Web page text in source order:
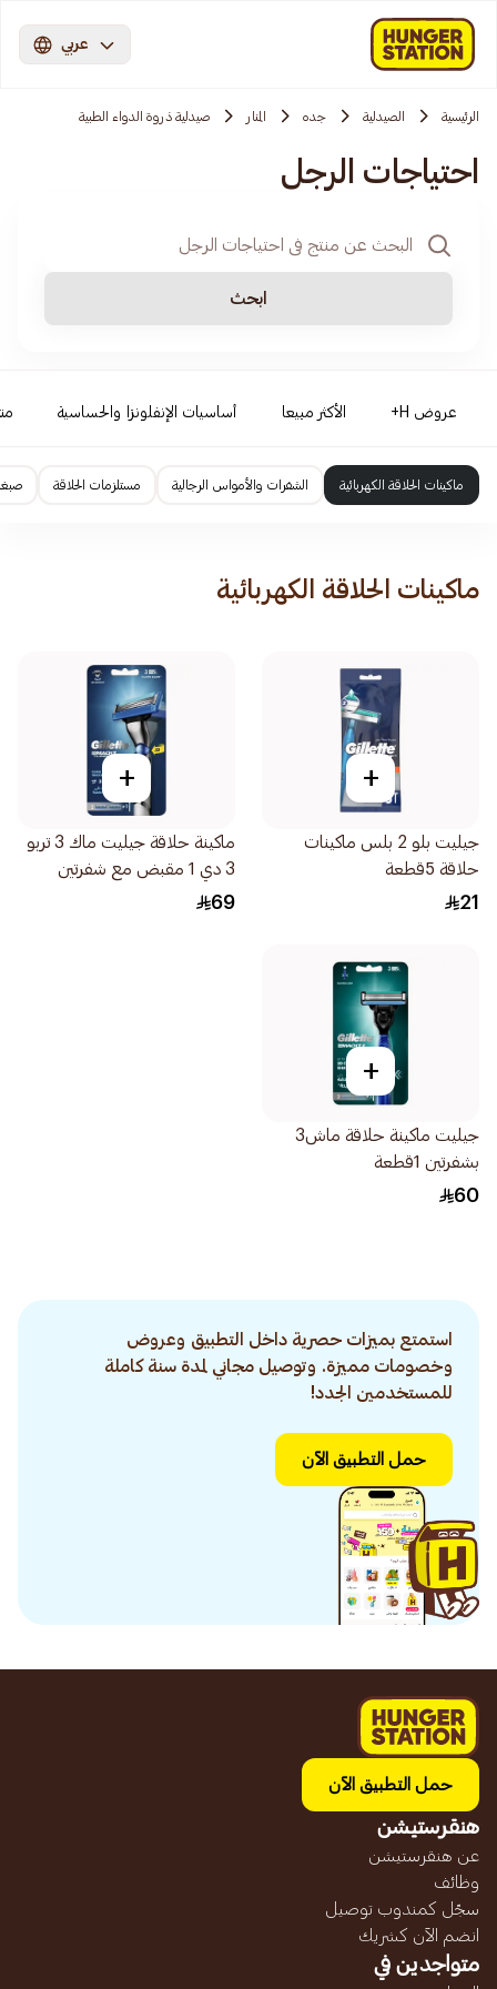
عربي
الرئيسية الصيدلية جده المنار صيدلية ذروة الدواء الطبية
احتياجات الرجل
ابحث
عروض H+ الأكثر مبيعا أساسيات الإنفلونزا والحساسية
ماكينات الحلاقة الكهربائية الشفرات والأمواس الرجالية مستلزمات الحلاقة
ماكينات الحلاقة الكهربائية
+
جيليت بلو 2 بلس ماكينات
حلاقة 5قطعة
21
+
ماكينة حلاقة جيليت ماك 3 تربو
3 دي 1 مقبض مع شفرتين
2قطعة
69
+
جيليت ماكينة حلاقة ماش3
بشفرتين 1قطعة
60
استمتع بميزات حصرية داخل التطبيق وعروض
وخصومات مميزة. وتوصيل مجاني لمدة سنة كاملة
للمستخدمين الجدد!
حمل التطبيق الآن
حمل التطبيق الآن
هنقرستيشن
عن هنقرستيشن
وظائف
سجّل كمندوب توصيل
انضم الآن كشريك
متواجدين في